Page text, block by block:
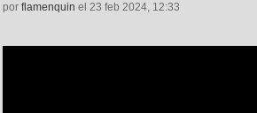
por flamenquin el 23 feb 2024, 12:33